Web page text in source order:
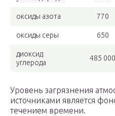
оксиды азота 770
оксиды серы 650
диоксид
углерода
485 000
Уровень загрязнения
источниками является
течением времени.